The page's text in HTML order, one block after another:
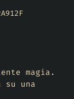
magia.
su una